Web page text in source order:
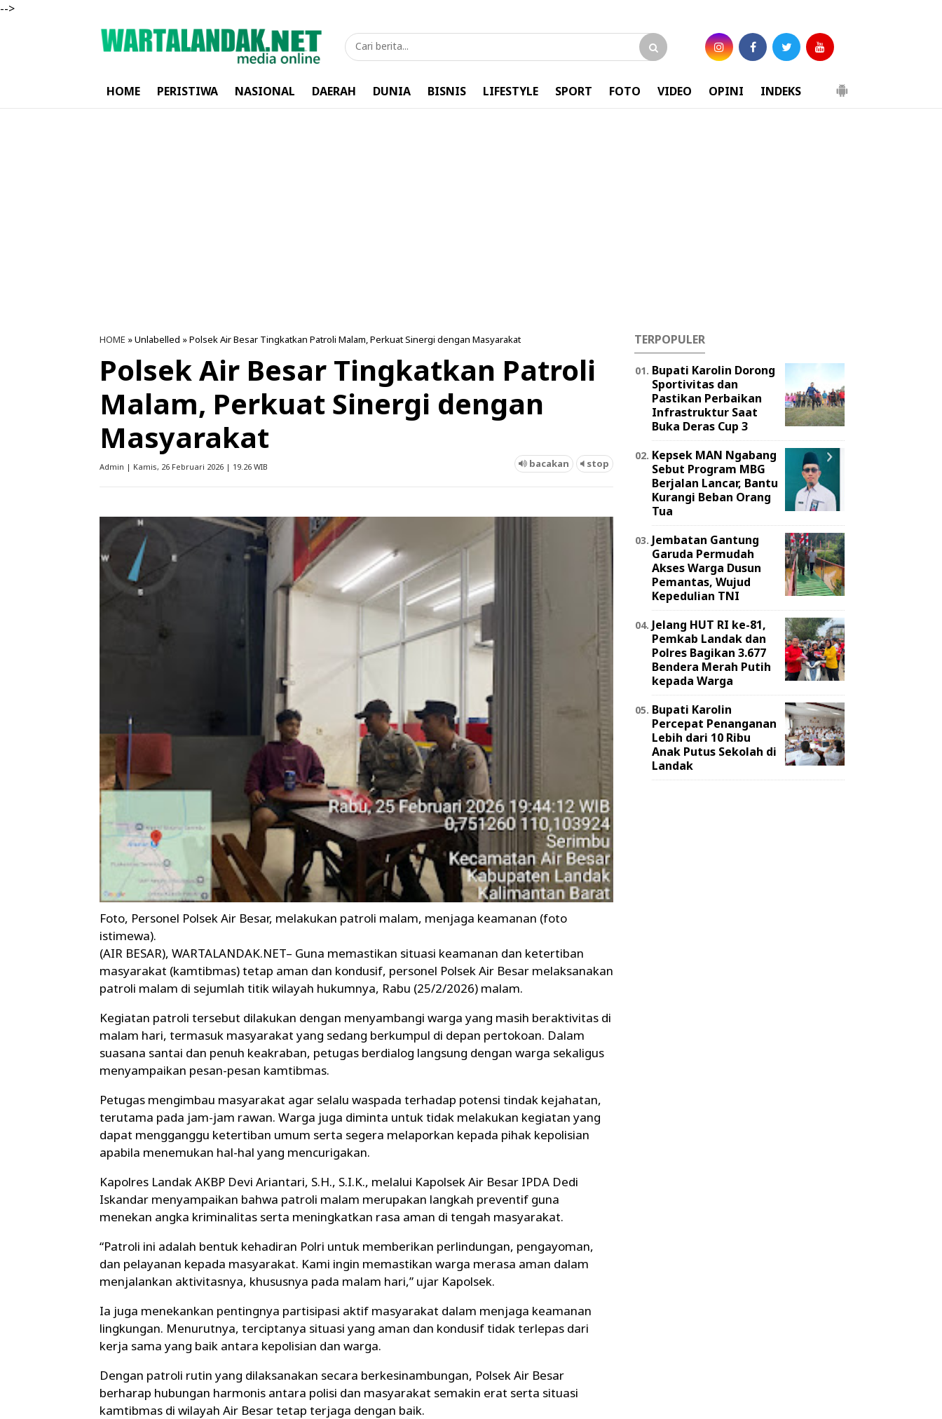
-->
HOME PERISTIWA NASIONAL DAERAH DUNIA BISNIS LIFESTYLE SPORT FOTO VIDEO OPINI INDEKS
HOME » Unlabelled » Polsek Air Besar Tingkatkan Patroli Malam, Perkuat Sinergi dengan Masyarakat
Polsek Air Besar Tingkatkan Patroli
Malam, Perkuat Sinergi dengan
Masyarakat
Admin | Kamis, 26 Februari 2026 | 19.26 WIB bacakan stop
Foto, Personel Polsek Air Besar, melakukan patroli malam, menjaga keamanan (foto
istimewa).
(AIR BESAR), WARTALANDAK.NET– Guna memastikan situasi keamanan dan ketertiban
masyarakat (kamtibmas) tetap aman dan kondusif, personel Polsek Air Besar melaksanakan
patroli malam di sejumlah titik wilayah hukumnya, Rabu (25/2/2026) malam.
Kegiatan patroli tersebut dilakukan dengan menyambangi warga yang masih beraktivitas di
malam hari, termasuk masyarakat yang sedang berkumpul di depan pertokoan. Dalam
suasana santai dan penuh keakraban, petugas berdialog langsung dengan warga sekaligus
menyampaikan pesan-pesan kamtibmas.
Petugas mengimbau masyarakat agar selalu waspada terhadap potensi tindak kejahatan,
terutama pada jam-jam rawan. Warga juga diminta untuk tidak melakukan kegiatan yang
dapat mengganggu ketertiban umum serta segera melaporkan kepada pihak kepolisian
apabila menemukan hal-hal yang mencurigakan.
Kapolres Landak AKBP Devi Ariantari, S.H., S.I.K., melalui Kapolsek Air Besar IPDA Dedi
Iskandar menyampaikan bahwa patroli malam merupakan langkah preventif guna
menekan angka kriminalitas serta meningkatkan rasa aman di tengah masyarakat.
“Patroli ini adalah bentuk kehadiran Polri untuk memberikan perlindungan, pengayoman,
dan pelayanan kepada masyarakat. Kami ingin memastikan warga merasa aman dalam
menjalankan aktivitasnya, khususnya pada malam hari,” ujar Kapolsek.
Ia juga menekankan pentingnya partisipasi aktif masyarakat dalam menjaga keamanan
lingkungan. Menurutnya, terciptanya situasi yang aman dan kondusif tidak terlepas dari
kerja sama yang baik antara kepolisian dan warga.
Dengan patroli rutin yang dilaksanakan secara berkesinambungan, Polsek Air Besar
berharap hubungan harmonis antara polisi dan masyarakat semakin erat serta situasi
kamtibmas di wilayah Air Besar tetap terjaga dengan baik.
TERPOPULER
Bupati Karolin Dorong
Sportivitas dan
Pastikan Perbaikan
Infrastruktur Saat
Buka Deras Cup 3
Kepsek MAN Ngabang
Sebut Program MBG
Berjalan Lancar, Bantu
Kurangi Beban Orang
Tua
Jembatan Gantung
Garuda Permudah
Akses Warga Dusun
Pemantas, Wujud
Kepedulian TNI
Jelang HUT RI ke-81,
Pemkab Landak dan
Polres Bagikan 3.677
Bendera Merah Putih
kepada Warga
Bupati Karolin
Percepat Penanganan
Lebih dari 10 Ribu
Anak Putus Sekolah di
Landak